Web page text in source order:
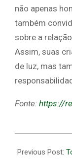
não apenas
também
sobre a
Assim, suas
de luz, mas
Fonte: https://
04-
Previous Post: